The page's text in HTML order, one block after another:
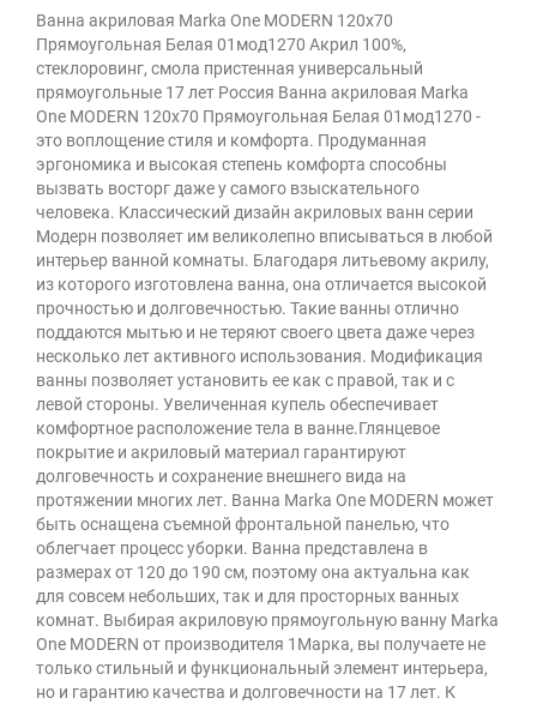
Ванна акриловая Marka One MODERN 120х70
Прямоугольная Белая 01мод1270 Акрил 100%,
стеклоровинг, смола пристенная универсальный
прямоугольные 17 лет Россия Ванна акриловая Marka
One MODERN 120х70 Прямоугольная Белая 01мод1270 -
это воплощение стиля и комфорта. Продуманная
эргономика и высокая степень комфорта способны
вызвать восторг даже у самого взыскательного
человека. Классический дизайн акриловых ванн серии
Модерн позволяет им великолепно вписываться в любой
интерьер ванной комнаты. Благодаря литьевому акрилу,
из которого изготовлена ванна, она отличается высокой
прочностью и долговечностью. Такие ванны отлично
поддаются мытью и не теряют своего цвета даже через
несколько лет активного использования. Модификация
ванны позволяет установить ее как с правой, так и с
левой стороны. Увеличенная купель обеспечивает
комфортное расположение тела в ванне.Глянцевое
покрытие и акриловый материал гарантируют
долговечность и сохранение внешнего вида на
протяжении многих лет. Ванна Marka One MODERN может
быть оснащена съемной фронтальной панелью, что
облегчает процесс уборки. Ванна представлена в
размерах от 120 до 190 см, поэтому она актуальна как
для совсем небольших, так и для просторных ванных
комнат. Выбирая акриловую прямоугольную ванну Marka
One MODERN от производителя 1Марка, вы получаете не
только стильный и функциональный элемент интерьера,
но и гарантию качества и долговечности на 17 лет. К